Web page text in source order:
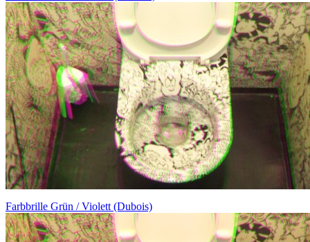
Farbbrille Grün / Violett (Dubois)